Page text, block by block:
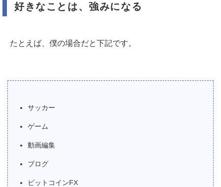
好きなことは、強みになる
たとえば、僕の場合だと下記です。
サッカー
ゲーム
動画編集
ブログ
ビットコインFX